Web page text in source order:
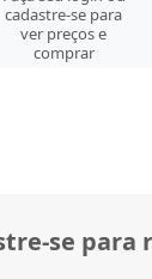
Faça seu login ou
cadastre-se para
ver preços e
se para